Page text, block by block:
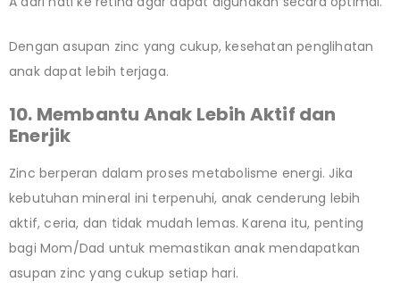
Dengan asupan zinc yang cukup, kesehatan penglihatan
anak dapat lebih terjaga.
10. Membantu Anak Lebih Aktif dan
Enerjik
Zinc berperan dalam proses metabolisme energi. Jika
kebutuhan mineral ini terpenuhi, anak cenderung lebih
aktif, ceria, dan tidak mudah lemas. Karena itu, penting
bagi Mom/Dad untuk memastikan anak mendapatkan
asupan zinc yang cukup setiap hari.